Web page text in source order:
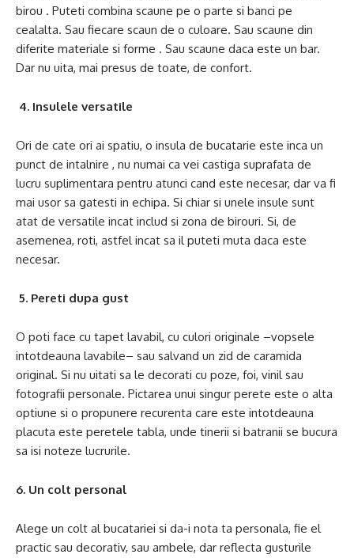
birou . Puteti combina scaune pe o parte si banci pe
cealalta. Sau fiecare scaun de o culoare. Sau scaune din
diferite materiale si forme . Sau scaune daca este un bar.
Dar nu uita, mai presus de toate, de confort.
4. Insulele versatile
Ori de cate ori ai spatiu, o insula de bucatarie este inca un
punct de intalnire , nu numai ca vei castiga suprafata de
lucru suplimentara pentru atunci cand este necesar, dar va fi
mai usor sa gatesti in echipa. Si chiar si unele insule sunt
atat de versatile incat includ si zona de birouri. Si, de
asemenea, roti, astfel incat sa il puteti muta daca este
necesar.
5. Pereti dupa gust
O poti face cu tapet lavabil, cu culori originale –vopsele
intotdeauna lavabile– sau salvand un zid de caramida
original. Si nu uitati sa le decorati cu poze, foi, vinil sau
fotografii personale. Pictarea unui singur perete este o alta
optiune si o propunere recurenta care este intotdeauna
placuta este peretele tabla, unde tinerii si batranii se bucura
sa isi noteze lucrurile.
6. Un colt personal
Alege un colt al bucatariei si da-i nota ta personala, fie el
practic sau decorativ, sau ambele, dar reflecta gusturile